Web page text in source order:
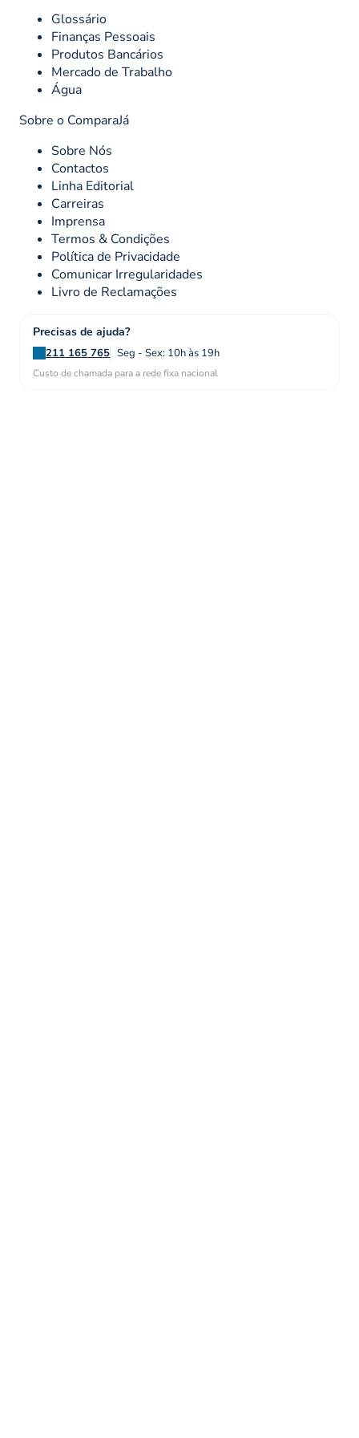
Glossário
Finanças Pessoais
Produtos Bancários
Mercado de Trabalho
Água
Sobre o ComparaJá
Sobre Nós
Contactos
Linha Editorial
Carreiras
Imprensa
Termos & Condições
Política de Privacidade
Comunicar Irregularidades
Livro de Reclamações
Precisas de ajuda?
211 165 765 Seg - Sex: 10h às 19h
Custo de chamada para a rede fixa nacional